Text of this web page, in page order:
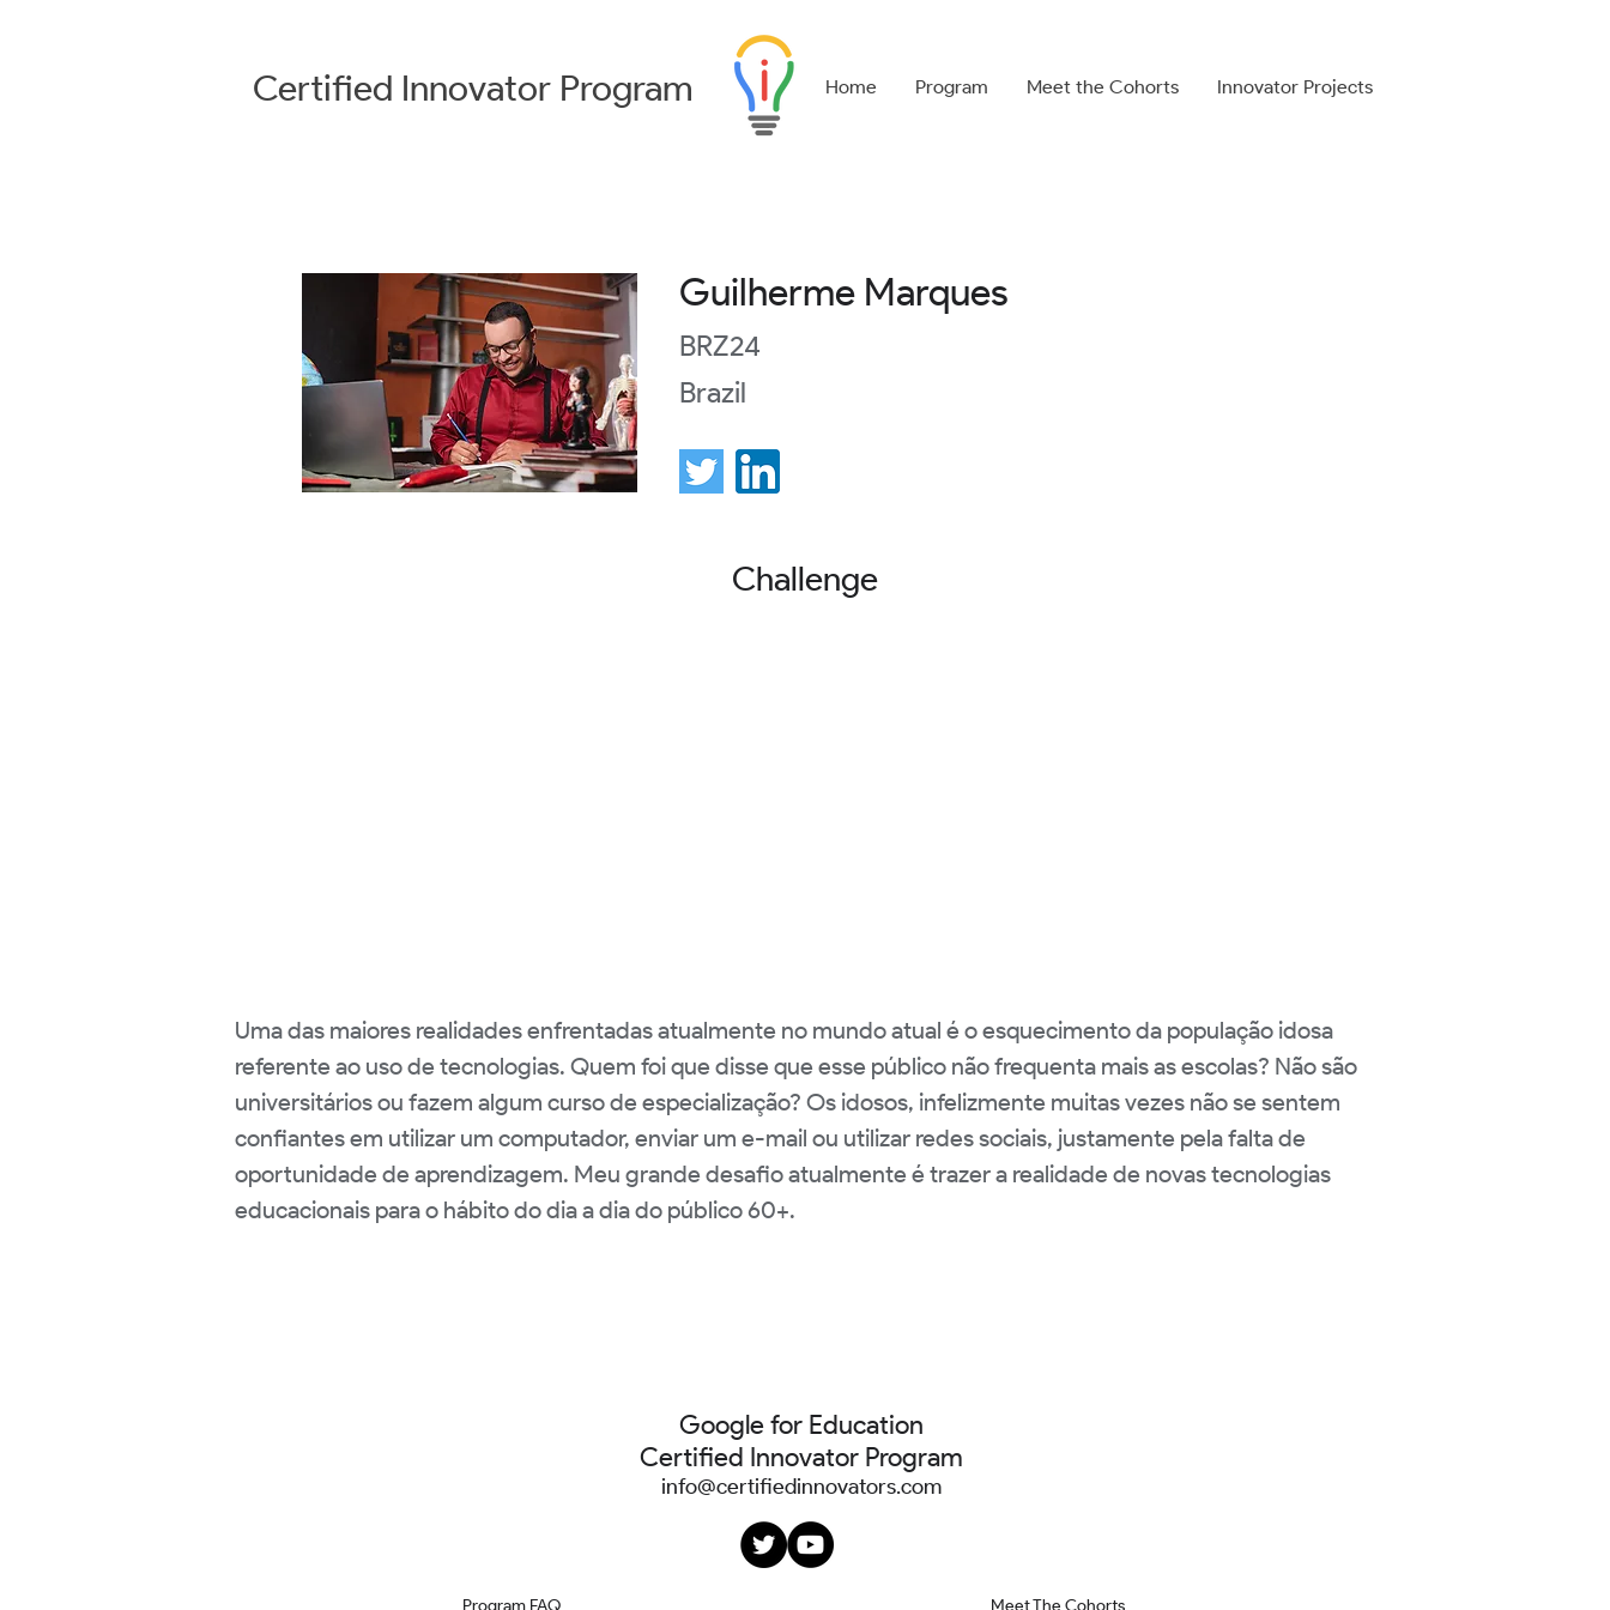
Certified Innovator Program Home Program Meet the Cohorts Innovator Projects
Guilherme Marques
BRZ24
Brazil
Challenge
Uma das maiores realidades enfrentadas atualmente no mundo atual é o esquecimento da população idosa
referente ao uso de tecnologias. Quem foi que disse que esse público não frequenta mais as escolas? Não são
universitários ou fazem algum curso de especialização? Os idosos, infelizmente muitas vezes não se sentem
confiantes em utilizar um computador, enviar um e-mail ou utilizar redes sociais, justamente pela falta de
oportunidade de aprendizagem. Meu grande desafio atualmente é trazer a realidade de novas tecnologias
educacionais para o hábito do dia a dia do público 60+.
Google for Education
Certified Innovator Program
info@certifiedinnovators.com
Program FAQ Meet The Cohorts